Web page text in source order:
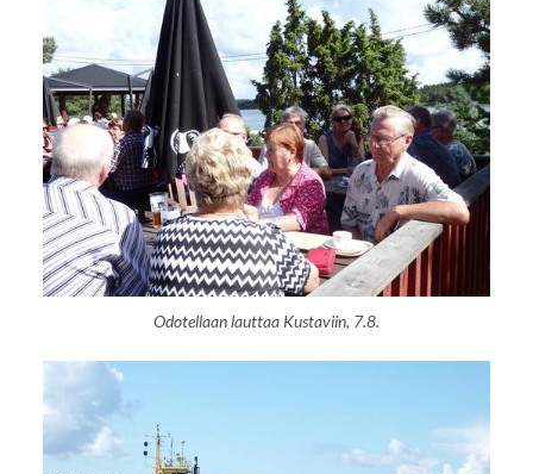
Odotellaan lauttaa Kustaviin, 7.8.